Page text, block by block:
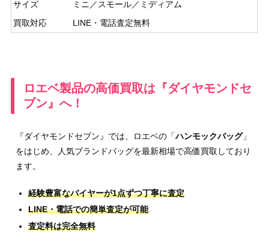
サイズ
ミニ／スモール／ミディアム
買取対応
LINE・電話査定無料
ロエベ製品の高価買取は『ダイヤモンドセ
ブン』へ！
『ダイヤモンドセブン』では、ロエベの「ハンモックバッグ」
をはじめ、人気ブランドバッグを最新相場で高価買取しており
ます。
経験豊富なバイヤーが1点ずつ丁寧に査定
LINE・電話での簡単査定が可能
査定料は完全無料